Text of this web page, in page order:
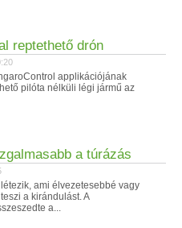
reptethető drón
applikációjának
pilóta nélküli légi jármű az
a túrázás
ami élvezetesebbé vagy
a kirándulást. A
a...